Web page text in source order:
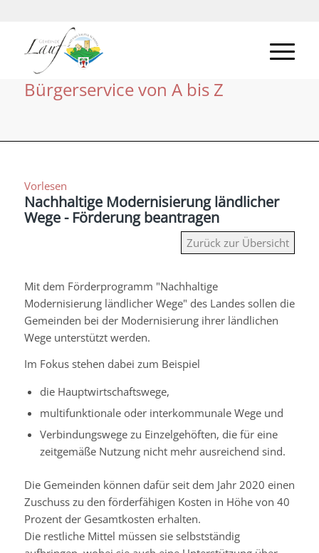
Bürgerservice von A bis Z
Vorlesen
Nachhaltige Modernisierung ländlicher
Wege - Förderung beantragen
Zurück zur Übersicht
Mit dem Förderprogramm "Nachhaltige
Modernisierung ländlicher Wege" des Landes sollen die
Gemeinden bei der Modernisierung ihrer ländlichen
Wege unterstützt werden.
Im Fokus stehen dabei zum Beispiel
die Hauptwirtschaftswege,
multifunktionale oder interkommunale Wege und
Verbindungswege zu Einzelgehöften, die für eine
zeitgemäße Nutzung nicht mehr ausreichend sind.
Die Gemeinden können dafür seit dem Jahr 2020 einen
Zuschuss zu den förderfähigen Kosten in Höhe von 40
Prozent der Gesamtkosten erhalten.
Die restliche Mittel müssen sie selbstständig